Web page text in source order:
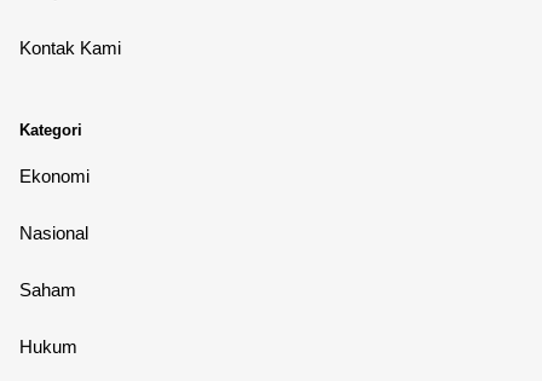
Kontak Kami
Kategori
Ekonomi
Nasional
Saham
Hukum